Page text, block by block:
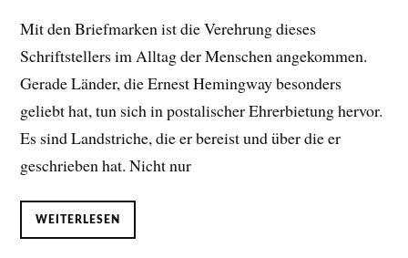
Mit den Briefmarken ist die Verehrung dieses
Schriftstellers im Alltag der Menschen angekommen.
Gerade Länder, die Ernest Hemingway besonders
geliebt hat, tun sich in postalischer Ehrerbietung hervor.
Es sind Landstriche, die er bereist und über die er
geschrieben hat. Nicht nur
WEITERLESEN